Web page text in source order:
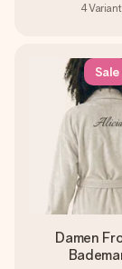
4
Sale
Damen